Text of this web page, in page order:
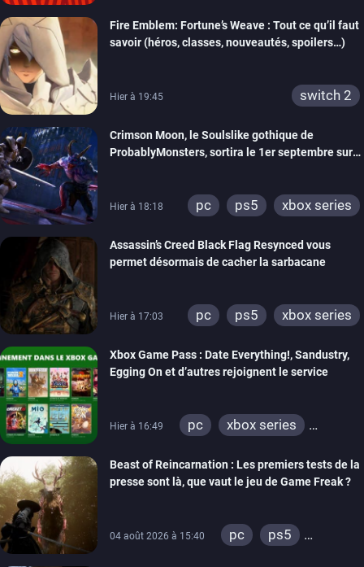
Fire Emblem: Fortune’s Weave : Tout ce qu’il faut
savoir (héros, classes, nouveautés, spoilers…)
Hier à 19:45 switch 2
Crimson Moon, le Soulslike gothique de
ProbablyMonsters, sortira le 1er septembre sur
Hier à 18:18 pc ps5 xbox series
Assassin’s Creed Black Flag Resynced vous
permet désormais de cacher la sarbacane
Hier à 17:03 pc ps5 xbox series
Xbox Game Pass : Date Everything!, Sandustry,
Egging On et d’autres rejoignent le service
Hier à 16:49 pc
xbox series
Beast of Reincarnation : Les premiers tests de la
presse sont là, que vaut le jeu de Game Freak ?
04 août 2026 à 15:40 pc
ps5